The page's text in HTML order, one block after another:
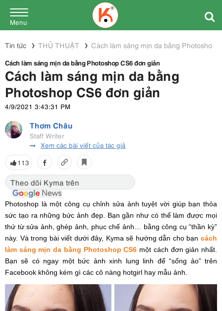
Menu
Tin tức THỦ THUẬT
Cách làm sáng mịn da bằng Photoshop
Cách làm sáng mịn da bằng Photoshop CS6 đơn giản
Cách làm sáng mịn da bằng
Photoshop CS6 đơn giản
4/9/2021 3:43:31 PM
Thơm Châu
Staff Writer
Xem các bài viết của tác giả
113
Theo dõi Kyma trên
Photoshop là một công cụ chỉnh sửa ảnh tuyệt vời giúp bạn thỏa
sức tạo ra những bức ảnh đẹp. Bạn gần như có thể làm được mọi
thứ từ sửa ảnh, ghép ảnh, phục chế ảnh… bằng công cụ “thần kỳ”
này. Và trong bài viết dưới đây, Kyma sẽ hướng dẫn cho bạn cách
làm sáng mịn da bằng Photoshop CS6 một cách đơn giản nhất.
Bạn sẽ có ngay một bức ảnh xinh lung linh để “sống ảo” trên
Facebook không kém gì các cô nàng hotgirl hay mẫu ảnh.